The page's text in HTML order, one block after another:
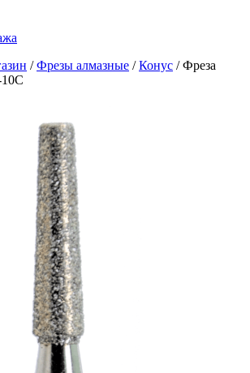
/Фрезы алмазные /Конус /Фреза